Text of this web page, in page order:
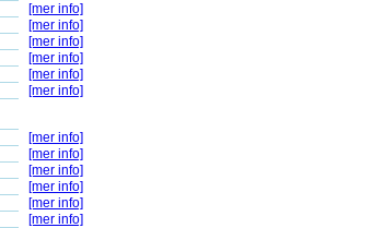
[mer info]
[mer info]
[mer info]
[mer info]
[mer info]
[mer info]
[mer info]
[mer info]
[mer info]
[mer info]
[mer info]
[mer info]